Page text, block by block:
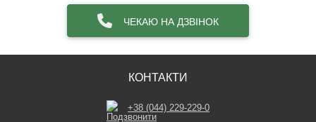
ЧЕКАЮ НА ДЗВІНОК
КОНТАКТИ
+38 (044) 229-229-0